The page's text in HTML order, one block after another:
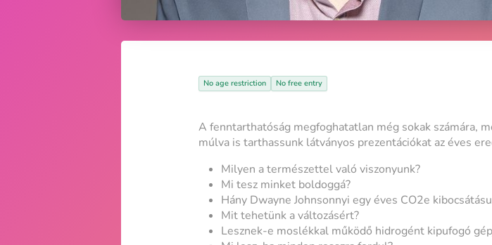
No age restriction No free entry
A fenntarthatóság megfoghatatlan még sokak számára,
múlva is tarthassunk látványos prezentációkat az éves
Milyen a természettel való viszonyunk?
Mi tesz minket boldoggá?
Hány Dwayne Johnsonnyi egy éves CO2e
Mit tehetünk a változásért?
Lesznek-e moslékkal működő hidrogént kipufogó